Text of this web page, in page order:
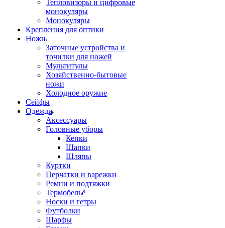
Тепловизоры и цифровые
монокуляры
Монокуляры
Крепления для оптики
Ножи
Заточные устройства и
точилки для ножей
Мультитулы
Хозяйственно-бытовые
ножи
Холодное оружие
Сейфы
Одежда
Аксессуары
Головные уборы
Кепки
Шапки
Шляпы
Куртки
Перчатки и варежки
Ремни и подтяжки
Термобельё
Носки и гетры
Футболки
Шарфы